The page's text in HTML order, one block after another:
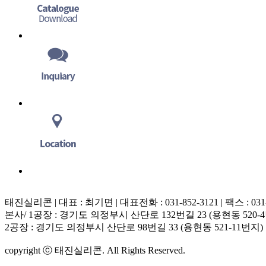
태진실리콘 | 대표 : 최기면 | 대표전화 : 031-852-3121 | 팩스 :
본사/ 1공장 : 경기도 의정부시 산단로 132번길 23 (용현동 520-
2공장 : 경기도 의정부시 산단로 98번길 33 (용현동 521-11번지)
copyright ⓒ 태진실리콘. All Rights Reserved.